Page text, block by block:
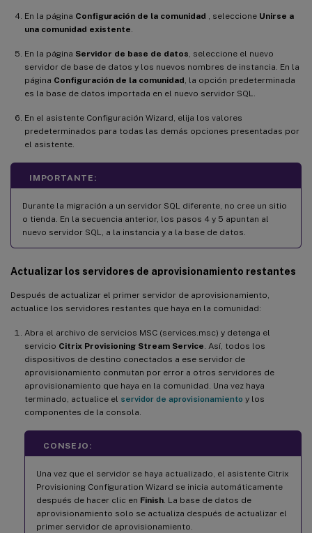
En la página Configuración de la comunidad , seleccione Unirse a
una comunidad existente
En la página Servidor de base de datos , seleccione el nuevo
servidor de base de datos y los nuevos nombres de instancia. En la
página Configuración de la comunidad , la opción predeterminada
es la base de datos importada en el nuevo servidor SQL.
En el asistente Configuración Wizard, elija los valores
predeterminados para todas las demás opciones presentadas por
el asistente.
IMPORTANTE:
Durante la migración a un servidor SQL diferente, no cree un sitio
o tienda. En la secuencia anterior, los pasos 4 y 5 apuntan al
nuevo servidor SQL, a la instancia y a la base de datos.
Actualizar los servidores de aprovisionamiento restantes
Después de actualizar el primer servidor de aprovisionamiento,
actualice los servidores restantes que haya en la comunidad:
Abra el archivo de servicios MSC (services.msc) y detenga el
servicio Citrix Provisioning Stream Service . Así, todos los
dispositivos de destino conectados a ese servidor de
aprovisionamiento conmutan por error a otros servidores de
aprovisionamiento que haya en la comunidad. Una vez haya
terminado, actualice el servidor de aprovisionamiento y los
componentes de la consola.
CONSEJO:
Una vez que el servidor se haya actualizado, el asistente Citrix
Provisioning Configuration Wizard se inicia automáticamente
después de hacer clic en Finish . La base de datos de
aprovisionamiento solo se actualiza después de actualizar el
primer servidor de aprovisionamiento.